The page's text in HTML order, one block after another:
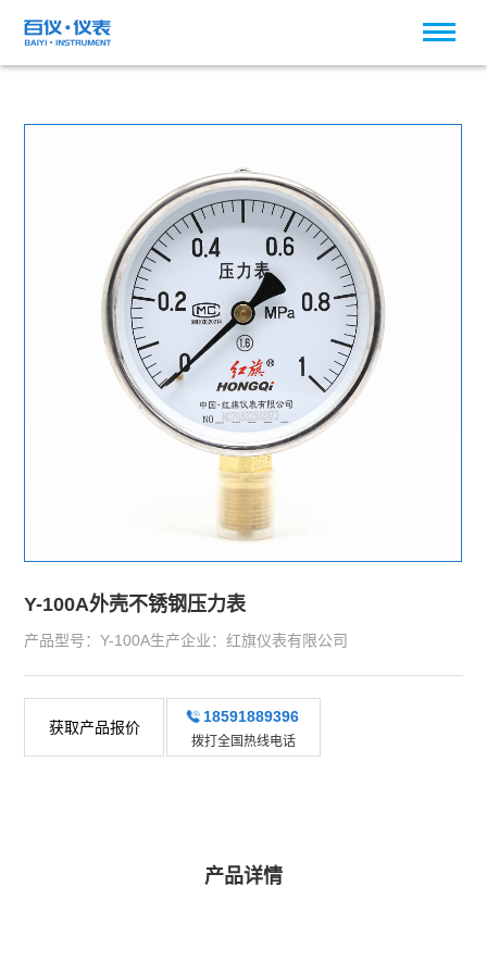
Y-100A外壳不锈钢压力表
产品型号：Y-100A生产企业：红旗仪表有限公司
获取产品报价
18591889396
拨打全国热线电话
产品详情